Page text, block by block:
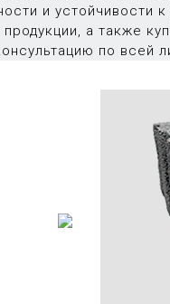
и устойчивости
а также
по всей